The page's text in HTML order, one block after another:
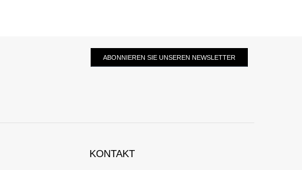
ABONNIEREN SIE UNSEREN NEWSLETTER
KONTAKT